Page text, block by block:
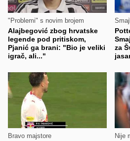
"Problemi" s novim brojem
Alajbegović zbog hrvatske
legende pod pritiskom,
Pjanić ga brani: "Bio je veliki
igrač, ali..."
za
Bravo majstore Nije